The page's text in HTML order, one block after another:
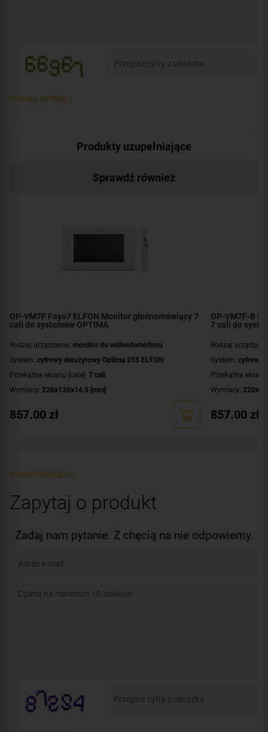
DODAJ OPINIĘ >
Produkty uzupełniające
Sprawdź również
OP-VM7F Fayo7 ELFON Monitor głośnomówiący 7
cali do systemów OPTIMA
Rodzaj urządzenia: monitor do wideodomofonu
System: cyfrowy dwużyłowy Optima 255 ELFON
Przekątna ekranu [cale]: 7 cali
Wymiary: 220x130x14.5 [mm]
857.00 zł
OP-VM7F-B
7 cali do
Rodzaj
System: cyfrowy
Przekątna
Wymiary:
857.00 zł
POKAŻ WIĘCEJ >
Zapytaj o produkt
Zadaj nam pytanie. Z chęcią na nie odpowiemy.